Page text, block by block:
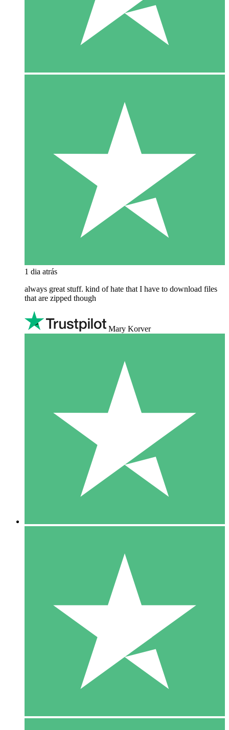
1 dia atrás
always great stuff. kind of hate that I have to download files
that are zipped though
Mary Korver